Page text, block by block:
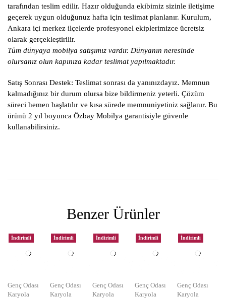
tarafından teslim edilir. Hazır olduğunda ekibimiz sizinle iletişime
geçerek uygun olduğunuz hafta için teslimat planlanır. Kurulum,
Ankara içi merkez ilçelerde profesyonel ekiplerimizce ücretsiz
olarak gerçekleştirilir.
Tüm dünyaya mobilya satışımız vardır. Dünyanın neresinde
olursanız olun kapınıza kadar teslimat yapılmaktadır.
Satış Sonrası Destek: Teslimat sonrası da yanınızdayız. Memnun
kalmadığınız bir durum olursa bize bildirmeniz yeterli. Çözüm
süreci hemen başlatılır ve kısa sürede memnuniyetiniz sağlanır. Bu
ürünü 2 yıl boyunca Özbay Mobilya garantisiyle güvenle
kullanabilirsiniz.
Benzer Ürünler
İndirimli
Genç Odası
Karyola
İndirimli
Genç Odası
Karyola
İndirimli
Genç Odası
Karyola
İndirimli
Genç Odası
Karyola
İndirimli
Genç Odası
Karyola